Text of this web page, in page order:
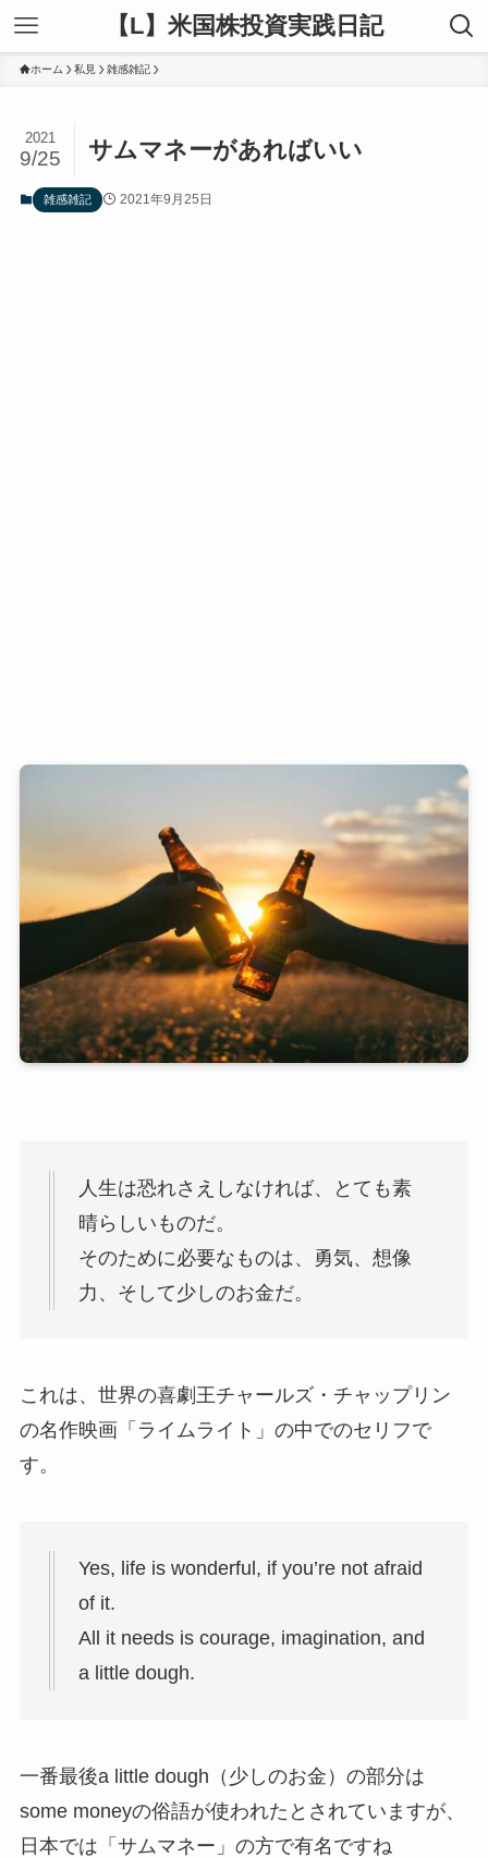
【L】米国株投資実践日記
ホーム 私見 雑感雑記
サムマネーがあればいい
2021
9/25
雑感雑記 2021年9月25日
人生は恐れさえしなければ、とても素
晴らしいものだ。
そのために必要なものは、勇気、想像
力、そして少しのお金だ。
これは、世界の喜劇王チャールズ・チャップリン
の名作映画「ライムライト」の中でのセリフで
す。
Yes, life is wonderful, if you’re not afraid
of it.
All it needs is courage, imagination, and
a little dough.
一番最後a little dough（少しのお金）の部分は
some moneyの俗語が使われたとされていますが、
日本では「サムマネー」の方で有名ですね